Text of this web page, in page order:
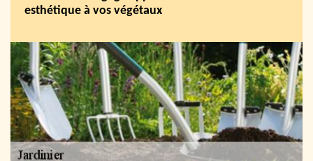
esthétique à vos végétaux